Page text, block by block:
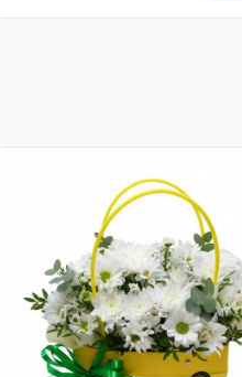
Prosecco Mionetto